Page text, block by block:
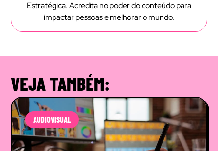
Estratégica. Acredita no poder do conteúdo para
impactar pessoas e melhorar o mundo.
VEJA TAMBÉM:
AUDIOVISUAL